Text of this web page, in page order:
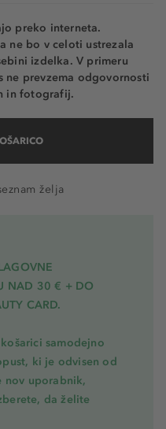
preko interneta.
ne bo v celoti ustrezala
izdelka. V primeru
ne prevzema odgovornosti
in fotografij.
želja
NAD 30 € + DO
CARD.
samodejno
ki je odvisen od
nov uporabnik,
da želite